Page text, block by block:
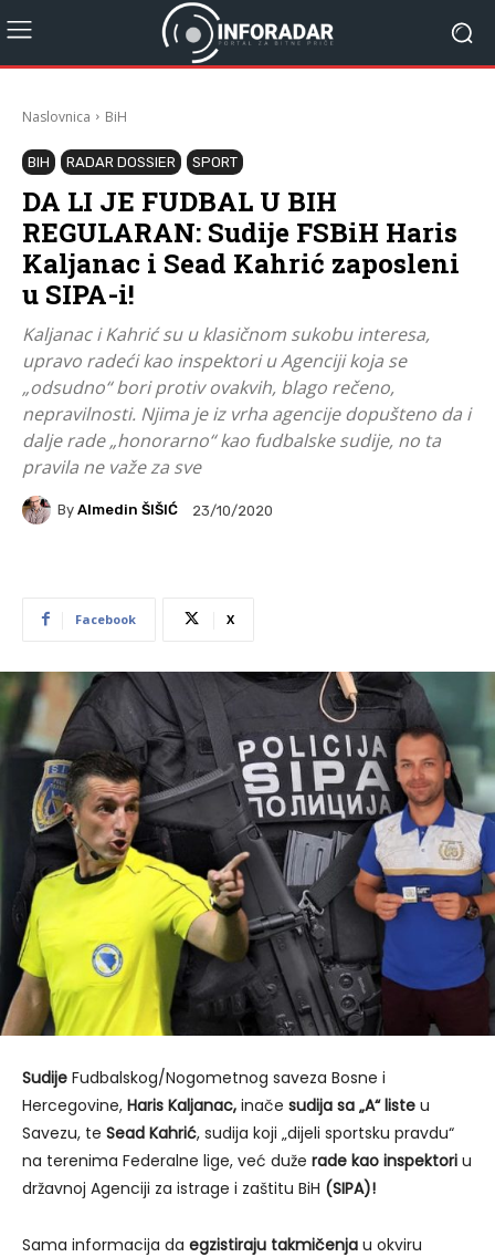
Naslovnica BiH
BIH RADAR DOSSIER SPORT
DA LI JE FUDBAL U BIH
REGULARAN: Sudije FSBiH Haris
Kaljanac i Sead Kahrić zaposleni
u SIPA-i!
Kaljanac i Kahrić su u klasičnom sukobu interesa,
upravo radeći kao inspektori u Agenciji koja se
„odsudno“ bori protiv ovakvih, blago rečeno,
nepravilnosti. Njima je iz vrha agencije dopušteno da i
dalje rade „honorarno“ kao fudbalske sudije, no ta
pravila ne važe za sve
By Almedin ŠIŠIĆ 23/10/2020
Facebook X
Sudije Fudbalskog/Nogometnog saveza Bosne i
Hercegovine, Haris Kaljanac, inače sudija sa „A“ liste u
Savezu, te Sead Kahrić, sudija koji „dijeli sportsku pravdu“
na terenima Federalne lige, već duže rade kao inspektori u
državnoj Agenciji za istrage i zaštitu BiH (SIPA)!
Sama informacija da egzistiraju takmičenja u okviru